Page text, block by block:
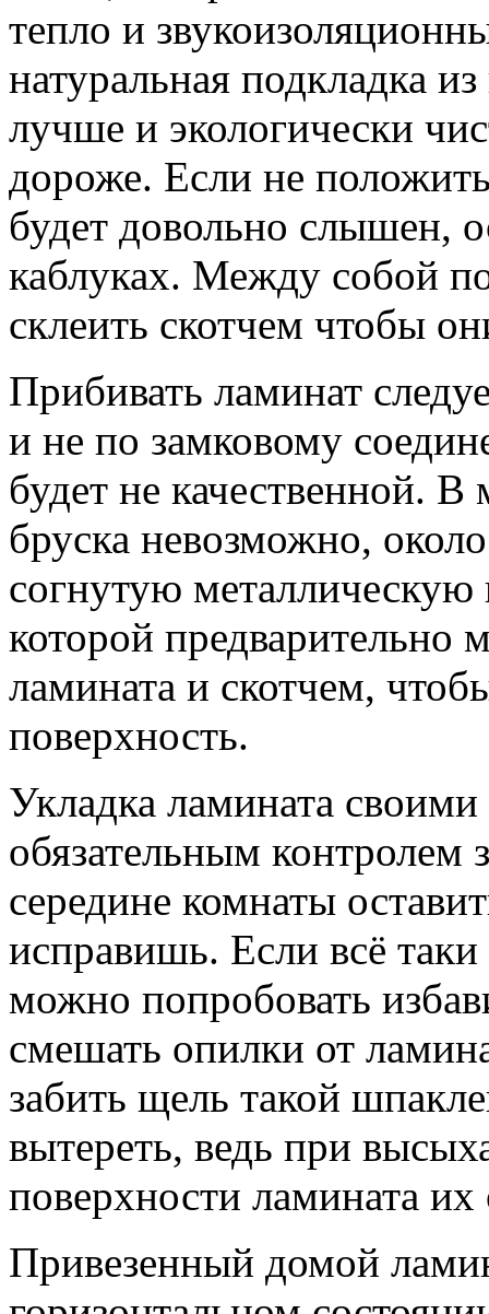
тепло и
натуральная подкладка
лучше и экологически
дороже. Если не
будет довольно слышен,
каблуках. Между собой
склеить скотчем чтобы
Прибивать ламинат
и не по замковому
будет не качественной.
бруска невозможно,
согнутую металлическую
которой предварительно
ламината и скотчем,
поверхность.
Укладка ламината
обязательным контролем
середине комнаты
исправишь. Если всё
можно попробовать
смешать опилки от
забить щель такой
вытереть, ведь при
поверхности ламината их
Привезенный домой